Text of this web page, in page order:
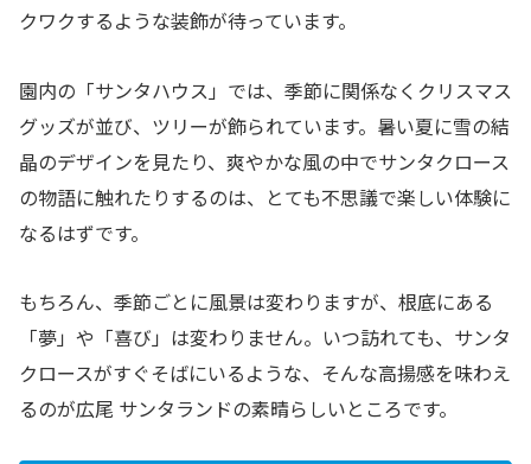
クワクするような装飾が待っています。
園内の「サンタハウス」では、季節に関係なくクリスマス
グッズが並び、ツリーが飾られています。暑い夏に雪の結
晶のデザインを見たり、爽やかな風の中でサンタクロース
の物語に触れたりするのは、とても不思議で楽しい体験に
なるはずです。
もちろん、季節ごとに風景は変わりますが、根底にある
「夢」や「喜び」は変わりません。いつ訪れても、サンタ
クロースがすぐそばにいるような、そんな高揚感を味わえ
るのが広尾 サンタランドの素晴らしいところです。